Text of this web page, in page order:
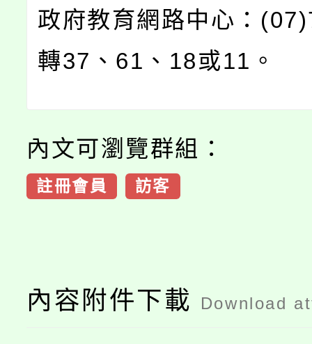
政府教育網路中心：
轉37、61、18或11。
內文可瀏覽群組：
註冊會員 訪客
內容附件下載 Download